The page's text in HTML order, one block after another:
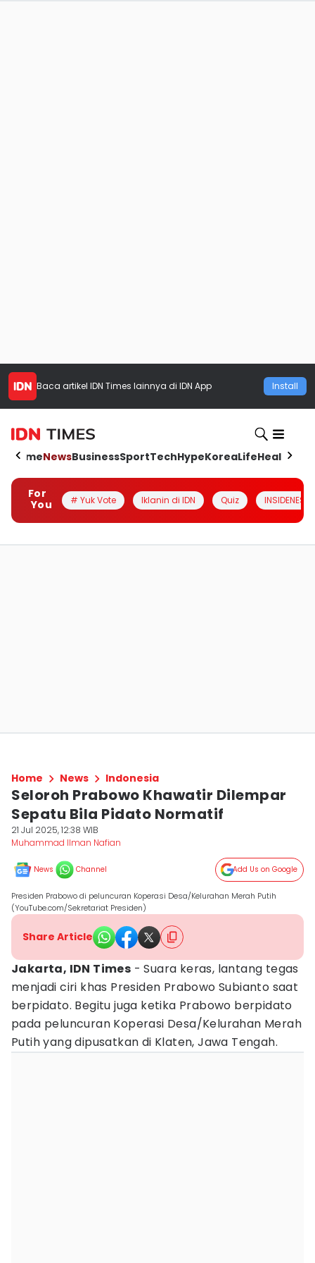
Baca artikel IDN Times lainnya di IDN App Install
HomeNewsBusinessSportTechHypeKoreaLifeHealth
For
You
# Yuk Vote Iklanin di IDN Quiz INSIDENESIA
Home News Indonesia
Seloroh Prabowo Khawatir Dilempar
Sepatu Bila Pidato Normatif
21 Jul 2025, 12:38 WIB
Muhammad Ilman Nafian
News Channel Add Us on Google
Presiden Prabowo di peluncuran Koperasi Desa/Kelurahan Merah Putih
(YouTube.com/Sekretariat Presiden)
Share Article
Jakarta, IDN Times - Suara keras, lantang tegas
menjadi ciri khas Presiden Prabowo Subianto saat
berpidato. Begitu juga ketika Prabowo berpidato
pada peluncuran Koperasi Desa/Kelurahan Merah
Putih yang dipusatkan di Klaten, Jawa Tengah.